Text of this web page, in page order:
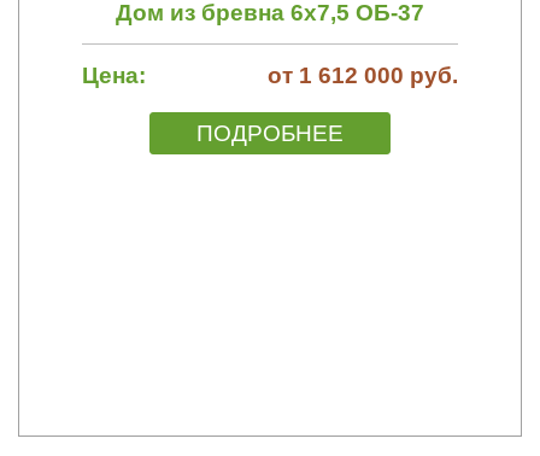
Дом из бревна 6х7,5 ОБ-37
Цена: от 1 612 000 руб.
ПОДРОБНЕЕ